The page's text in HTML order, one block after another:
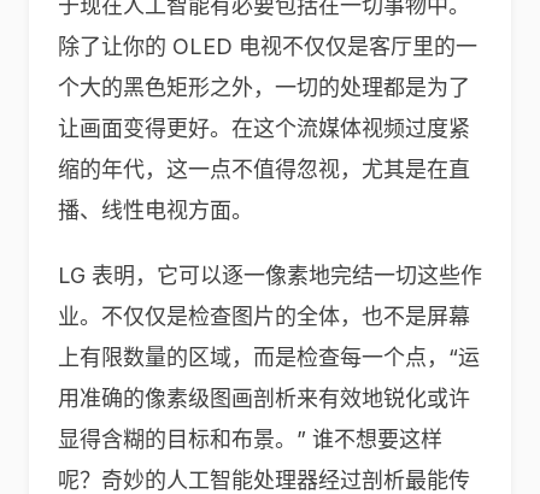
于现在人工智能有必要包括在一切事物中。
除了让你的 OLED 电视不仅仅是客厅里的一
个大的黑色矩形之外，一切的处理都是为了
让画面变得更好。在这个流媒体视频过度紧
缩的年代，这一点不值得忽视，尤其是在直
播、线性电视方面。
LG 表明，它可以逐一像素地完结一切这些作
业。不仅仅是检查图片的全体，也不是屏幕
上有限数量的区域，而是检查每一个点，“运
用准确的像素级图画剖析来有效地锐化或许
显得含糊的目标和布景。” 谁不想要这样
呢？奇妙的人工智能处理器经过剖析最能传